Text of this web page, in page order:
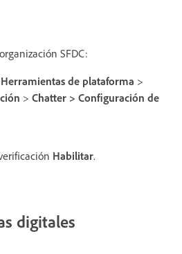
SFDC:
Herramientas de plataforma >
> Chatter > Configuración de
Habilitar.
digitales